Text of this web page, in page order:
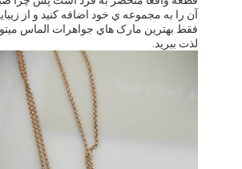
آن را به مجموعه ي خود اضافه کنيد و از
فقط بهترين مارک هاي جواهرات الماس
لذت ببريد.